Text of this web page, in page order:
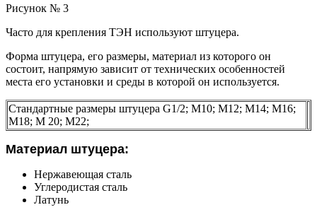
Рисунок № 3
Часто для крепления ТЭН используют штуцера.
Форма штуцера, его размеры, материал из которого он
состоит, напрямую зависит от технических особенностей
места его установки и среды в которой он используется.
Стандартные размеры штуцера G1/2; М10; М12; М14; М16;
М18; М 20; М22;
Материал штуцера:
Нержавеющая сталь
Углеродистая сталь
Латунь